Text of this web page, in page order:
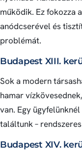
működik. Ez fokozza
anódcserével és
problémát.
Budapest XIII.
Sok a modern
hamar
van. Egy
találtunk –
Budapest XIV.